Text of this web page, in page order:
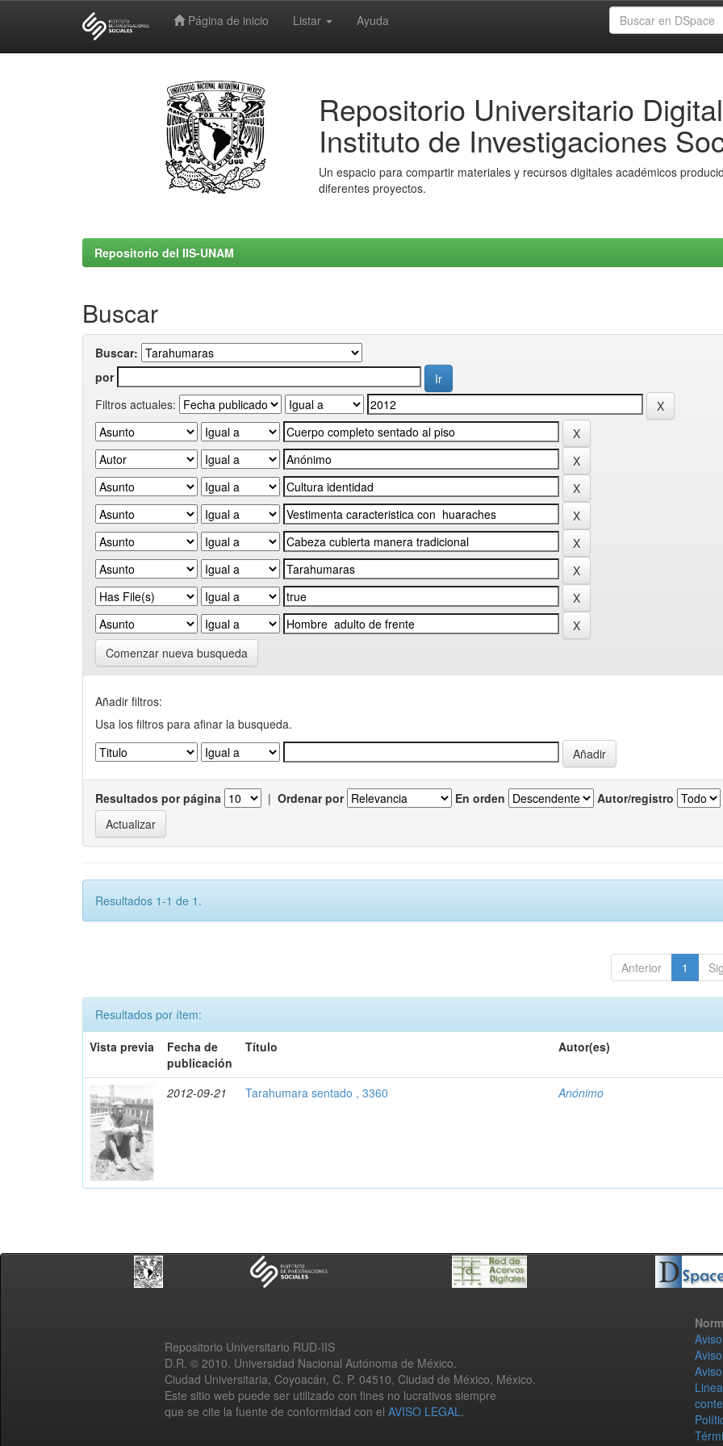
Página de inicio Listar Ayuda
Repositorio Universitario Digital
Instituto de Investigaciones
Un espacio para compartir materiales y recursos digitales académicos
diferentes proyectos.
Repositorio del IIS-UNAM
Buscar
Buscar:
por
Filtros actuales:
Comenzar nueva busqueda
Añadir filtros:
Usa los filtros para afinar la busqueda.
Resultados por página | Ordenar por En orden Autor/registro
Resultados 1-1 de 1.
Anterior 1
Resultados por ítem:
Vista previa
Fecha de
publicación
Título Autor(es)
2012-09-21 Tarahumara sentado , 3360 Anónimo
Repositorio Universitario RUD-IIS
D.R. © 2010. Universidad Nacional Autónoma de México.
Ciudad Universitaria, Coyoacán, C. P. 04510, Ciudad de México, México.
Este sitio web puede ser utilizado con fines no lucrativos siempre
que se cite la fuente de conformidad con el AVISO LEGAL.